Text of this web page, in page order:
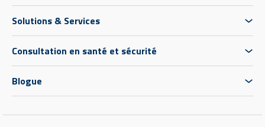
Solutions & Services
Consultation en santé et sécurité
Blogue